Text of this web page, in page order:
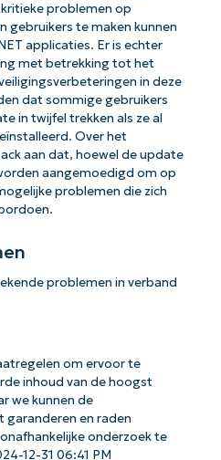
problemen op
gebruikers te maken kunnen
applicaties. Er is echter
met betrekking tot het
in deze
dat sommige gebruikers
in twijfel trekken als ze al
Over het
aan dat, hoewel de update
aangemoedigd om op
problemen die zich
problemen in verband
om ervoor te
inhoud van de hoogst
we kunnen de
garanderen en raden
onderzoek te
12-31 06:41 PM